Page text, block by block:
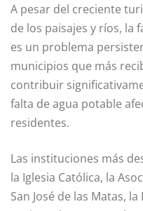
A pesar del creciente
de los paisajes y ríos, la
es un problema
municipios que más
contribuir
falta de agua potable
residentes.
Las instituciones más
la Iglesia Católica, la
San José de las Matas,